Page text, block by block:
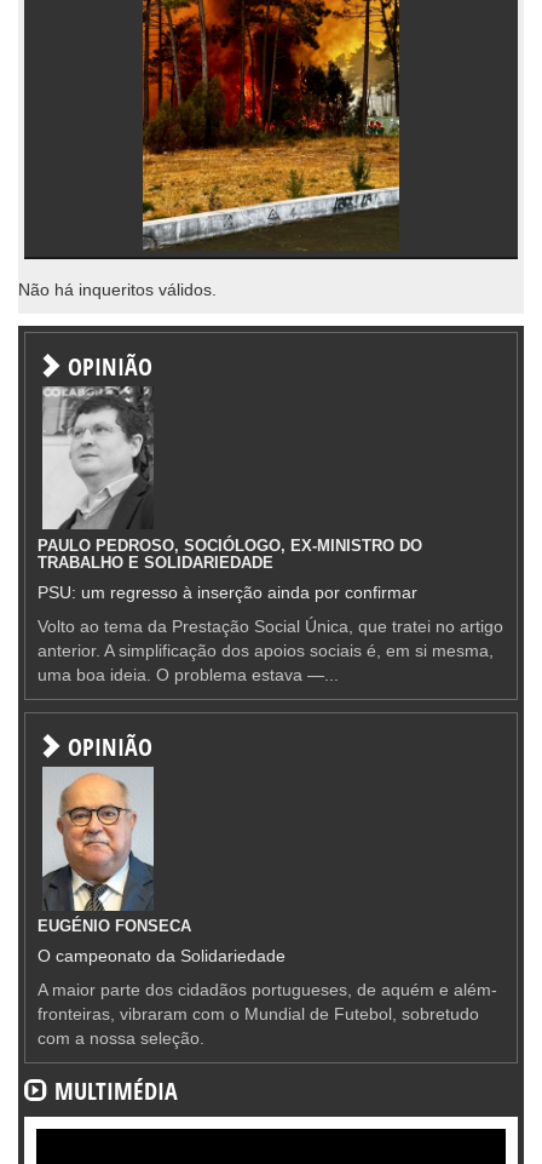
Não há inqueritos válidos.
OPINIÃO
PAULO PEDROSO, SOCIÓLOGO, EX-MINISTRO DO
TRABALHO E SOLIDARIEDADE
PSU: um regresso à inserção ainda por confirmar
Volto ao tema da Prestação Social Única, que tratei no artigo
anterior. A simplificação dos apoios sociais é, em si mesma,
uma boa ideia. O problema estava —...
OPINIÃO
EUGÉNIO FONSECA
O campeonato da Solidariedade
A maior parte dos cidadãos portugueses, de aquém e além-
fronteiras, vibraram com o Mundial de Futebol, sobretudo
com a nossa seleção.
MULTIMÉDIA